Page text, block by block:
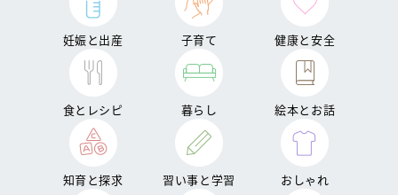
妊娠と出産 子育て 健康と安全
食とレシピ 暮らし 絵本とお話
知育と探求 習い事と学習 おしゃれ